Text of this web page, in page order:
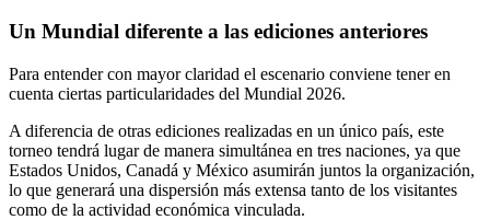
Un Mundial diferente a las ediciones anteriores
Para entender con mayor claridad el escenario conviene tener en
cuenta ciertas particularidades del Mundial 2026.
A diferencia de otras ediciones realizadas en un único país, este
torneo tendrá lugar de manera simultánea en tres naciones, ya que
Estados Unidos, Canadá y México asumirán juntos la organización,
lo que generará una dispersión más extensa tanto de los visitantes
como de la actividad económica vinculada.